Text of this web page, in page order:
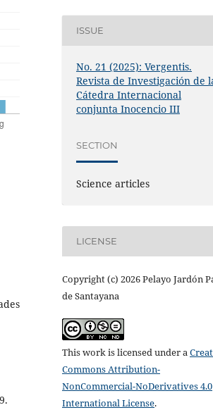
ISSUE
No. 21 (2025): Vergentis.
Revista de Investigación de
Cátedra Internacional
conjunta Inocencio III
SECTION
Science articles
LICENSE
Copyright (c) 2026 Pelayo Jardón
de Santayana
This work is licensed under a
Commons Attribution-
NonCommercial-NoDerivatives 4.0
International License.